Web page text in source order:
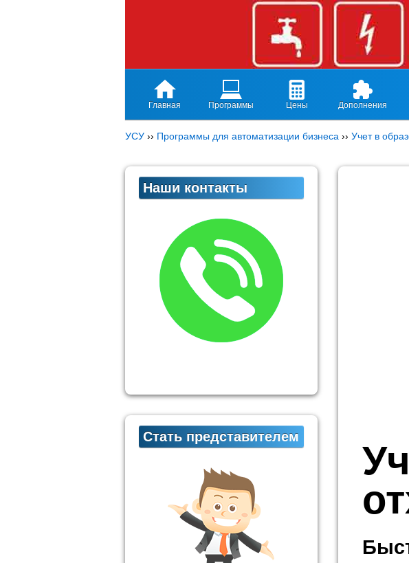
Главная Программы Цены Дополнения
УСУ ›› Программы для автоматизации бизнеса ›› Учет в
Наши контакты
Стать представителем